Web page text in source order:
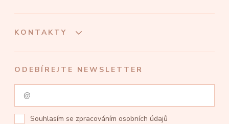
KONTAKTY
ODEBÍREJTE NEWSLETTER
Souhlasím se zpracováním osobních údajů